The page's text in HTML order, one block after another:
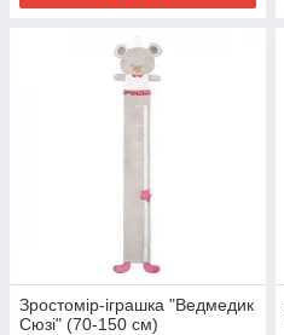
Зростомір-іграшка "Ведмедик
Сюзі" (70-150 см)